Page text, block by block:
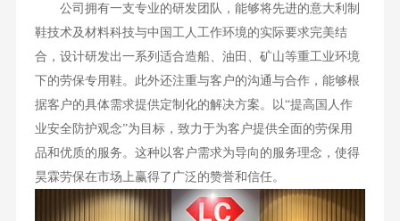
公司拥有一支专业的研发团队，能够将先进的意大利制
鞋技术及材料科技与中国工人工作环境的实际要求完美结
合，设计研发出一系列适合造船、油田、矿山等重工业环境
下的劳保专用鞋。此外还注重与客户的沟通与合作，能够根
据客户的具体需求提供定制化的解决方案。以“提高国人作
业安全防护观念”为目标，致力于为客户提供全面的劳保用
品和优质的服务。这种以客户需求为导向的服务理念，使得
昊霖劳保在市场上赢得了广泛的赞誉和信任。